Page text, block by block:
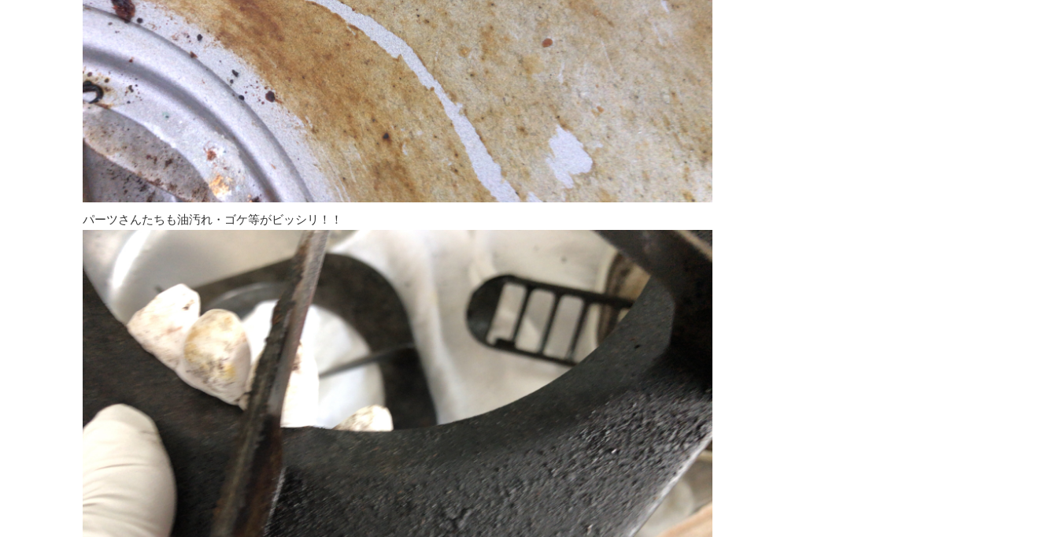
パーツさんたちも油汚れ・ゴケ等がビッシリ！！